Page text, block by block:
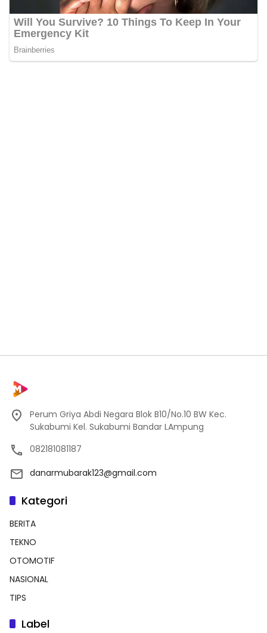
Perum Griya Abdi Negara Blok B10/No.10 BW Kec.
Sukabumi Kel. Sukabumi Bandar LAmpung
082181081187
danarmubarak123@gmail.com
Kategori
BERITA
TEKNO
OTOMOTIF
NASIONAL
TIPS
Label